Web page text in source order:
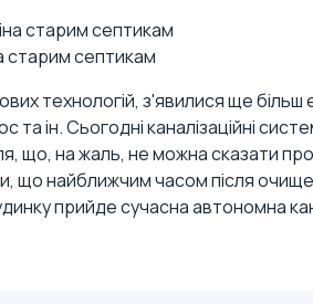
старим септикам
технологій, з'явилися ще
ін. Сьогодні каналізаційні
що, на жаль, не можна сказати
що найближчим часом після
прийде сучаснаавтономна